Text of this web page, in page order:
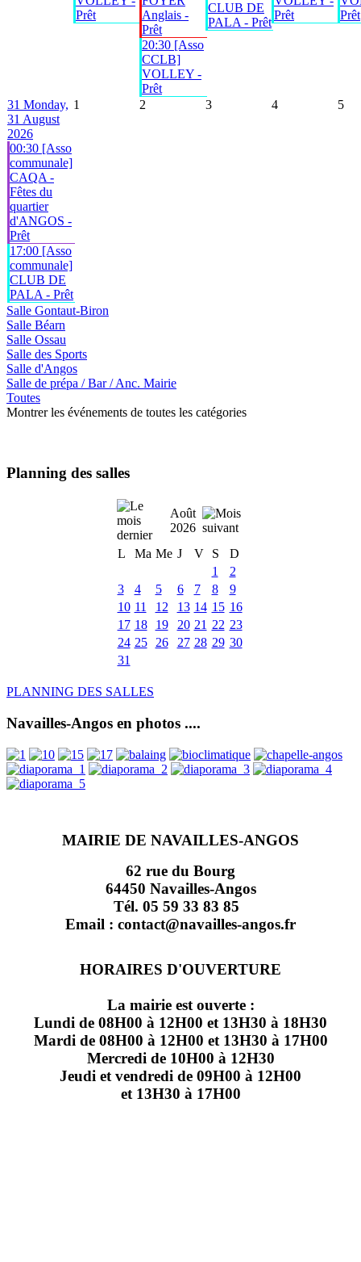
Prêt
Anglais -
Prêt
20:30 [Asso
CCLB]
VOLLEY -
Prêt
CLUB DE
PALA - Prêt
Prêt
Prêt
31 Monday,
31 August
2026
00:30 [Asso
communale]
CAQA -
Fêtes du
quartier
d'ANGOS -
Prêt
17:00 [Asso
communale]
CLUB DE
PALA - Prêt
1 2 3 4 5
Salle Gontaut-Biron
Salle Béarn
Salle Ossau
Salle des Sports
Salle d'Angos
Salle de prépa / Bar / Anc. Mairie
Toutes
Montrer les événements de toutes les catégories
Planning des salles
Août
2026
L
Ma Me J V S
D
1
2
3
4 5 6 7 8
9
10 11 12 13 14 15 16
17 18 19 20 21 22 23
24 25 26 27 28 29 30
31
PLANNING DES SALLES
Navailles-Angos en photos ....
MAIRIE DE NAVAILLES-ANGOS
62 rue du Bourg
64450 Navailles-Angos
Tél. 05 59 33 83 85
Email : contact@navailles-angos.fr
HORAIRES D'OUVERTURE
La mairie est ouverte :
Lundi de 08H00 à 12H00 et 13H30 à 18H30
Mardi de 08H00 à 12H00 et 13H30 à 17H00
Mercredi de 10H00 à 12H30
Jeudi et vendredi de 09H00 à 12H00
et 13H30 à 17H00